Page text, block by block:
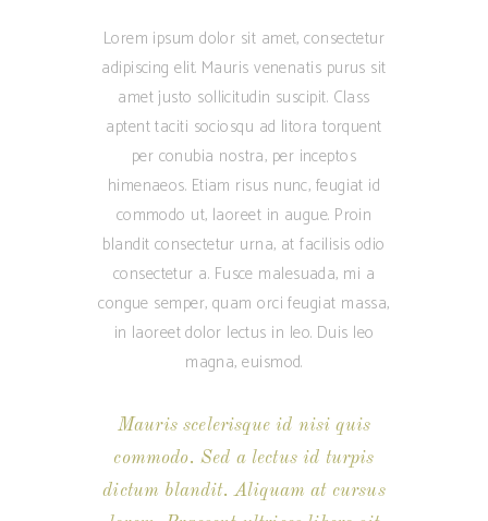
Lorem ipsum dolor sit amet, consectetur
adipiscing elit. Mauris venenatis purus sit
amet justo sollicitudin suscipit. Class
aptent taciti sociosqu ad litora torquent
per conubia nostra, per inceptos
himenaeos. Etiam risus nunc, feugiat id
commodo ut, laoreet in augue. Proin
blandit consectetur urna, at facilisis odio
consectetur a. Fusce malesuada, mi a
congue semper, quam orci feugiat massa,
in laoreet dolor lectus in leo. Duis leo
magna, euismod.
Mauris scelerisque id nisi quis
commodo. Sed a lectus id turpis
dictum blandit. Aliquam at cursus